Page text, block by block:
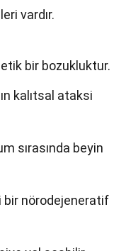
vardır.
bir bozukluktur.
kalıtsal ataksi
sırasında beyin
bir nörodejeneratif